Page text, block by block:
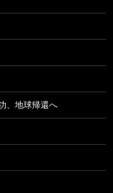
、地球帰還へ